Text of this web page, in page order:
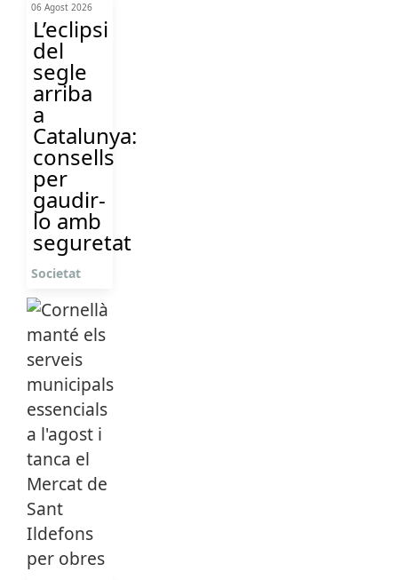
06 Agost 2026
L’eclipsi
del
segle
arriba
a
Catalunya:
consells
per
gaudir-
lo amb
seguretat
Societat